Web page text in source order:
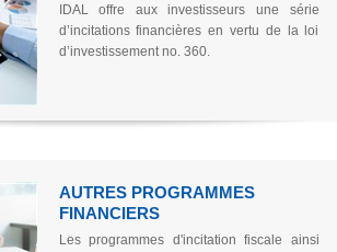
IDAL offre aux investisseurs une série
d’incitations financières en vertu de la loi
d’investissement no. 360.
AUTRES PROGRAMMES
FINANCIERS
Les programmes d'incitation fiscale ainsi